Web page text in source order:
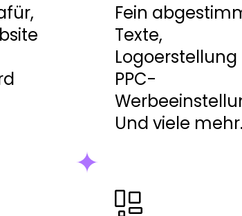
Fein
Texte,
PPC-
Und viele